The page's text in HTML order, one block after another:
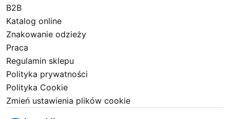
B2B
Katalog online
Znakowanie odzieży
Praca
Regulamin sklepu
Polityka prywatności
Polityka Cookie
Zmień ustawienia plików cookie